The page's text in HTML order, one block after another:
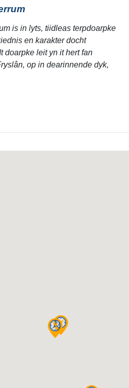
is in lyts, tiidleas terpdoarpke
en karakter docht
doarpke leit yn it hert fan
op in dearinnende dyk,